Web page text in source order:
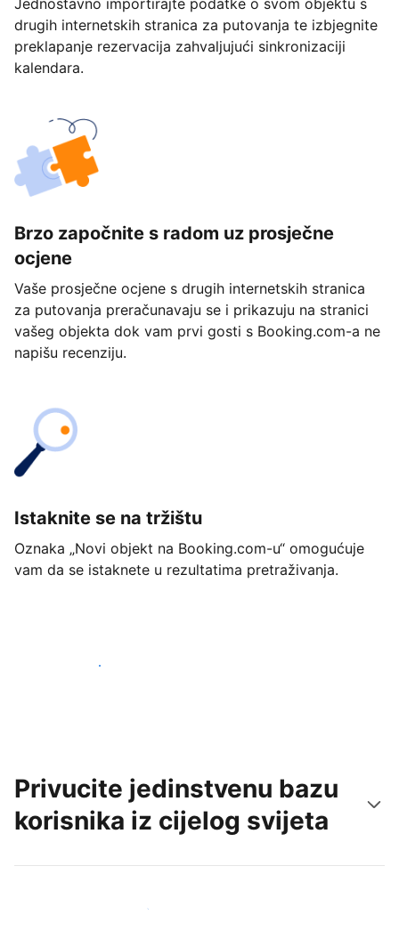
Jednostavno importirajte podatke o svom objektu s
drugih internetskih stranica za putovanja te izbjegnite
preklapanje rezervacija zahvaljujući sinkronizaciji
kalendara.
Brzo započnite s radom uz prosječne
ocjene
Vaše prosječne ocjene s drugih internetskih stranica
za putovanja preračunavaju se i prikazuju na stranici
vašeg objekta dok vam prvi gosti s Booking.com-a ne
napišu recenziju.
Istaknite se na tržištu
Oznaka „Novi objekt na Booking.com-u“ omogućuje
vam da se istaknete u rezultatima pretraživanja.
Započnite već danas
Privucite jedinstvenu bazu
korisnika iz cijelog svijeta
Doprite do novih gostiju već danas